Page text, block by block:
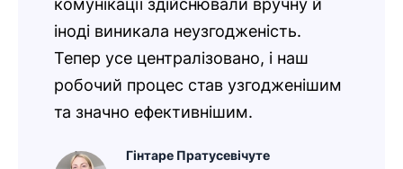
комунікації здійснювали вручну й
іноді виникала неузгодженість.
Тепер усе централізовано, і наш
робочий процес став узгодженішим
та значно ефективнішим.
Гінтаре Пратусевічуте